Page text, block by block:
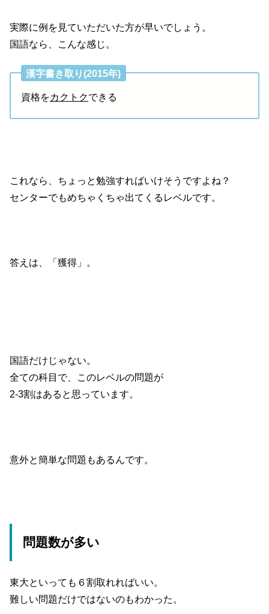
実際に例を見ていただいた方が早いでしょう。
国語なら、こんな感じ。
漢字書き取り(2015年)
資格をカクトクできる
これなら、ちょっと勉強すればいけそうですよね？
センターでもめちゃくちゃ出てくるレベルです。
答えは、「獲得」。
国語だけじゃない。
全ての科目で、このレベルの問題が
2-3割はあると思っています。
意外と簡単な問題もあるんです。
問題数が多い
東大といっても６割取れればいい。
難しい問題だけではないのもわかった。